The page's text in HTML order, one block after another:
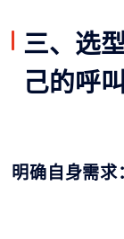
三、选
己的呼
明确自身需求：